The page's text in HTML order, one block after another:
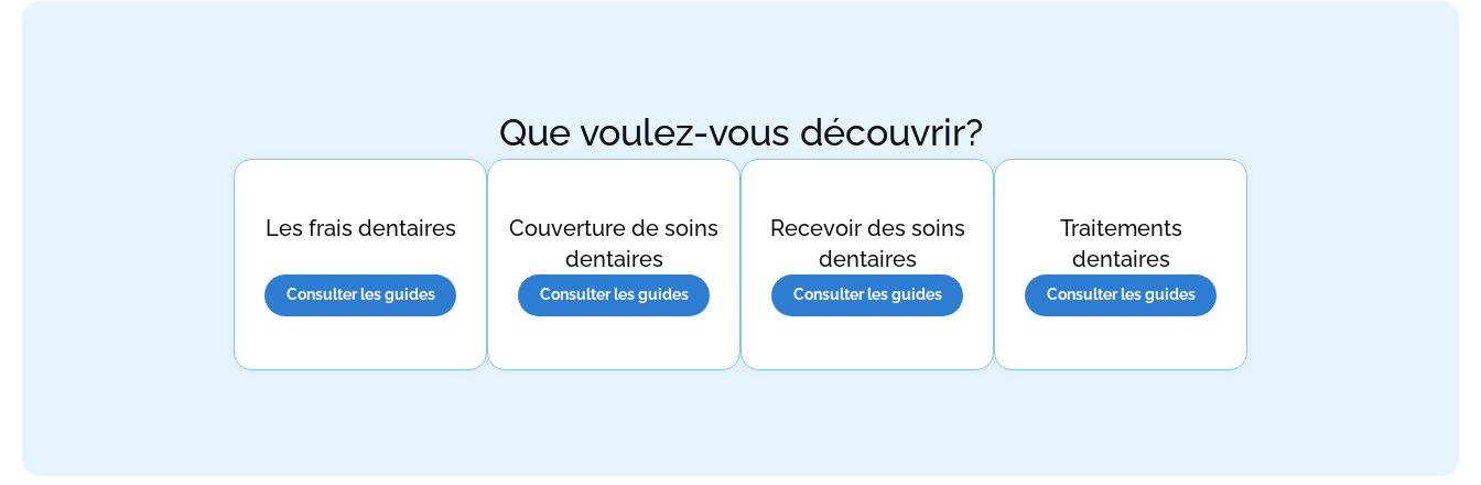
Que voulez-vous découvrir?
Les frais dentaires
Consulter les guides
Couverture de soins
dentaires
Consulter les guides
Recevoir des soins
dentaires
Consulter les guides
Traitements
dentaires
Consulter les guides